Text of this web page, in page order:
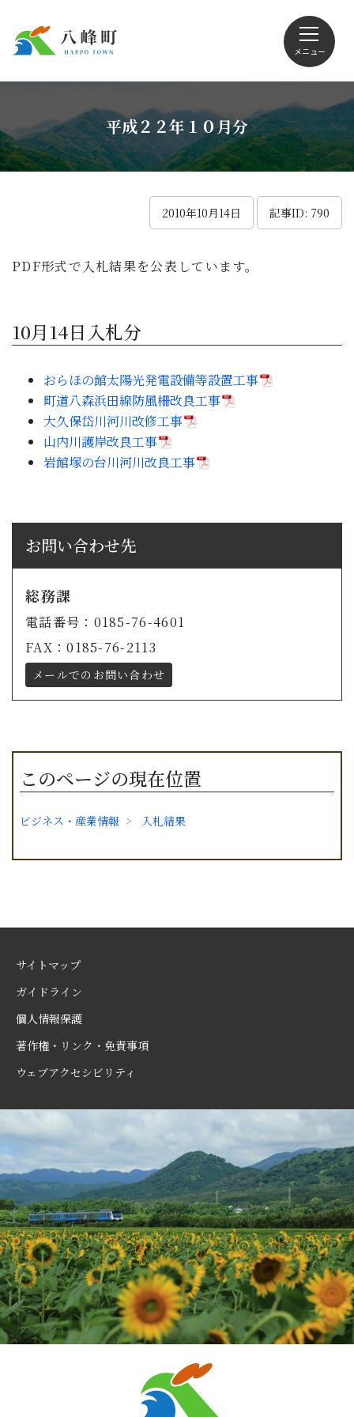
メニュー
Foreign language
くらしの情報
移住・定住
ビジネス・産業
平成２２年１０月分
2010年10月14日 記事ID: 790
PDF形式で入札結果を公表しています。
10月14日入札分
おらほの館太陽光発電設備等設置工事
町道八森浜田線防風柵改良工事
大久保岱川河川改修工事
山内川護岸改良工事
岩館塚の台川河川改良工事
お問い合わせ先
総務課
電話番号：0185-76-4601
FAX：0185-76-2113
メールでのお問い合わせ
このページの現在位置
ビジネス・産業情報 入札結果
サイトマップ
ガイドライン
個人情報保護
著作権・リンク・免責事項
ウェブアクセシビリティ